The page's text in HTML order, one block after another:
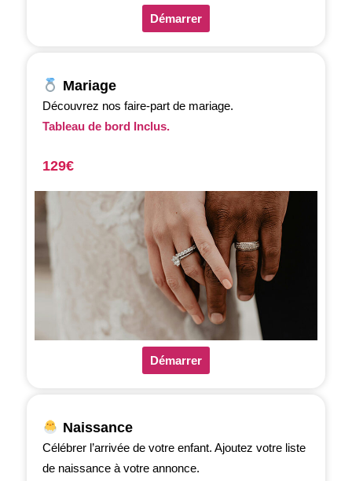
Démarrer
Mariage
Découvrez nos faire-part de mariage.
Tableau de bord Inclus.
129€
Démarrer
Naissance
Célébrer l’arrivée de votre enfant. Ajoutez votre liste
de naissance à votre annonce.